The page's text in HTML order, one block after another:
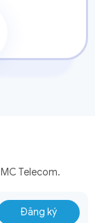
Telecom.